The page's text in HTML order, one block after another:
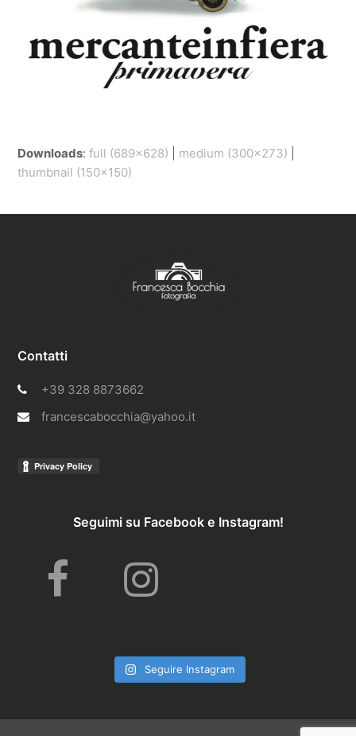
Downloads:full (689x628) medium (300x273)
thumbnail (150x150)
Contatti
+39 328 8873662
francescabocchia@yahoo.it
Seguimi su Facebook e Instagram!
c
I
s
Seguire Instagram